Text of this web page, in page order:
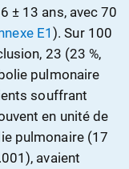
± 13 ans, avec 70
E1). Sur 100
23 (23 %,
pulmonaire
souffrant
en unité de
pulmonaire (17
avaient